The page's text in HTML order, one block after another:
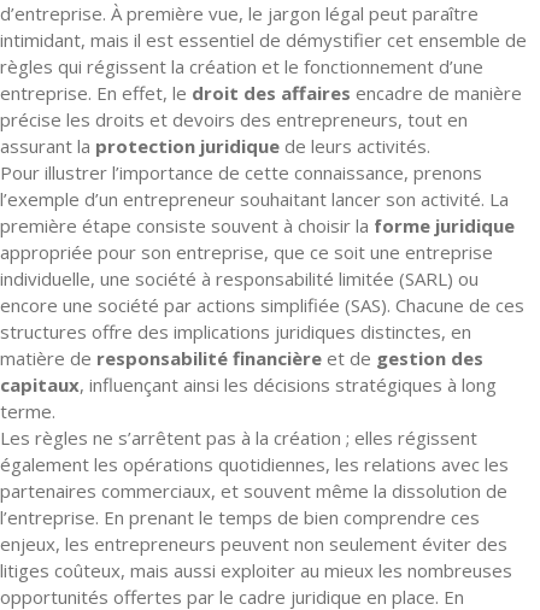
d’entreprise. À première vue, le jargon légal peut paraître
intimidant, mais il est essentiel de démystifier cet ensemble de
règles qui régissent la création et le fonctionnement d’une
entreprise. En effet, le droit des affaires encadre de manière
précise les droits et devoirs des entrepreneurs, tout en
assurant la protection juridique de leurs activités.
Pour illustrer l’importance de cette connaissance, prenons
l’exemple d’un entrepreneur souhaitant lancer son activité. La
première étape consiste souvent à choisir la forme juridique
appropriée pour son entreprise, que ce soit une entreprise
individuelle, une société à responsabilité limitée (SARL) ou
encore une société par actions simplifiée (SAS). Chacune de ces
structures offre des implications juridiques distinctes, en
matière de responsabilité financière et de gestion des
capitaux, influençant ainsi les décisions stratégiques à long
terme.
Les règles ne s’arrêtent pas à la création ; elles régissent
également les opérations quotidiennes, les relations avec les
partenaires commerciaux, et souvent même la dissolution de
l’entreprise. En prenant le temps de bien comprendre ces
enjeux, les entrepreneurs peuvent non seulement éviter des
litiges coûteux, mais aussi exploiter au mieux les nombreuses
opportunités offertes par le cadre juridique en place. En